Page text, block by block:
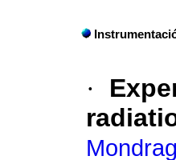
·